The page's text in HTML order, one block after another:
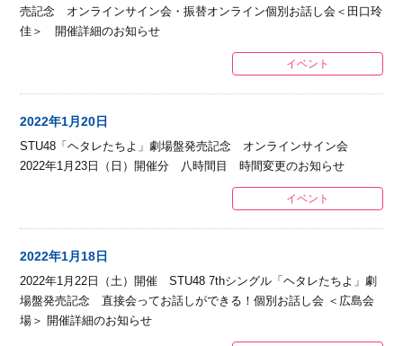
売記念 オンラインサイン会・振替オンライン個別お話し会＜田口玲
佳＞ 開催詳細のお知らせ
イベント
2022年1月20日
STU48「ヘタレたちよ」劇場盤発売記念 オンラインサイン会
2022年1月23日（日）開催分 八時間目 時間変更のお知らせ
イベント
2022年1月18日
2022年1月22日（土）開催 STU48 7thシングル「ヘタレたちよ」劇
場盤発売記念 直接会ってお話しができる！個別お話し会 ＜広島会
場＞ 開催詳細のお知らせ